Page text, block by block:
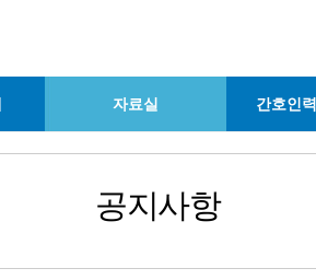
자료실 간호인
공지사항